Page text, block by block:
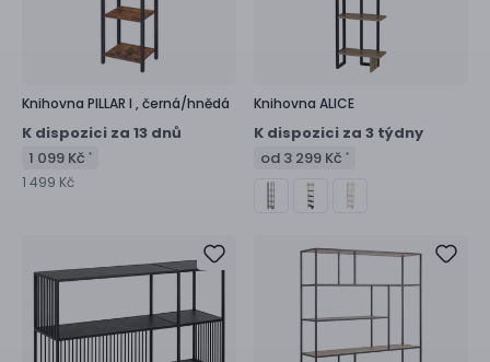
Knihovna PILLAR I ,černá/hnědá
K dispozici za 13 dnů
1 099 Kč *
1 499 Kč
Knihovna ALICE
K dispozici za 3 týdny
od 3 299 Kč *